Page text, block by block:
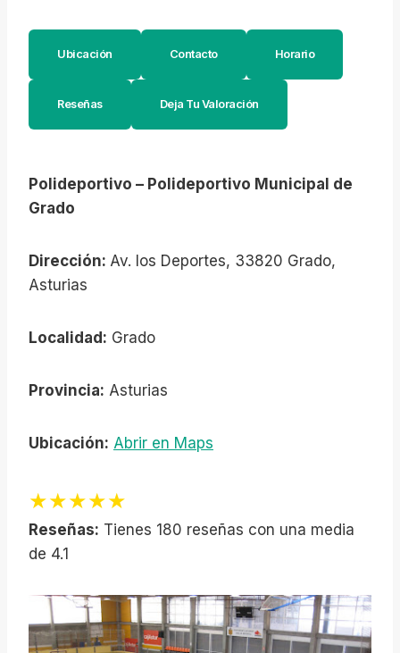
Ubicación Contacto Horario
Reseñas Deja Tu Valoración
Polideportivo – Polideportivo Municipal de
Grado
Dirección: Av. los Deportes, 33820 Grado,
Asturias
Localidad: Grado
Provincia: Asturias
Ubicación: Abrir en Maps
★★★★★
Reseñas: Tienes 180 reseñas con una media
de 4.1